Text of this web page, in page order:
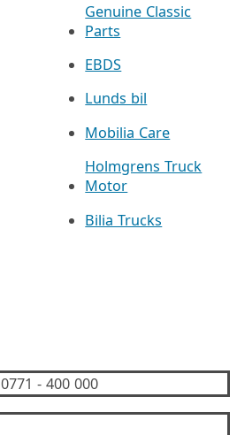
Genuine Classic
Parts
EBDS
Lunds bil
Mobilia Care
Holmgrens Truck
Motor
Bilia Trucks
0771 - 400 000